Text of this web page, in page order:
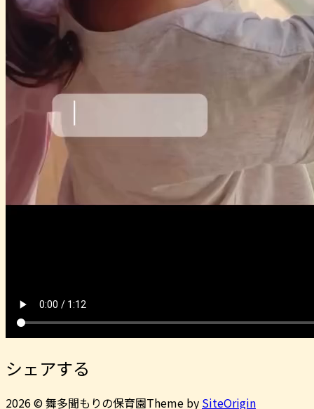
シェアする
2026 © 舞多聞もりの保育園Theme by SiteOrigin